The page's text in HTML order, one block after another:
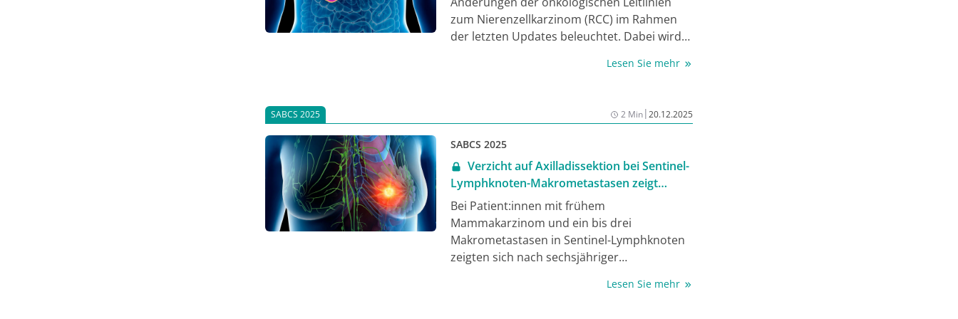
zum Nierenzellkarzinom (RCC) im Rahmen
der letzten Updates beleuchtet. Dabei wird
sowie die ESMO- [3] und die NCCN-Leitlinie
Lesen Sie mehr
SABCS 2025 2 Min|20.12.2025
SABCS 2025
Verzicht auf Axilladissektion bei Sentinel-
Lymphknoten-Makrometastasen zeigt
vergleichbare Ergebnisse
Bei Patient:innen mit frühem
Mammakarzinom und ein bis drei
Makrometastasen in Sentinel-Lymphknoten
zeigten sich nach sechsjähriger
Unterschiede im invasiven krankheitsfreien
Lesen Sie mehr